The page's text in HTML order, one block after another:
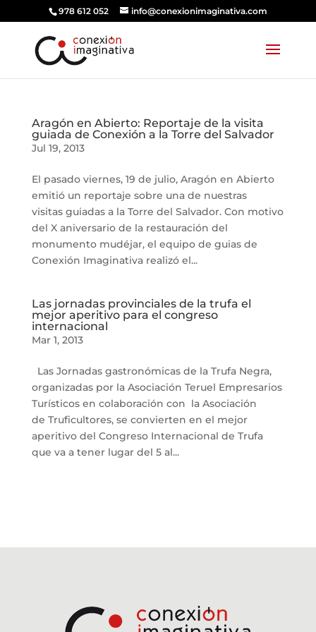
978 612 052 info@conexionimaginativa.com
Aragón en Abierto: Reportaje de la visita
guiada de Conexión a la Torre del Salvador
Jul 19, 2013
El pasado viernes, 19 de julio, Aragón en Abierto
emitió un reportaje sobre una de nuestras
visitas guiadas a la Torre del Salvador. Con motivo
del X aniversario de la restauración del
monumento mudéjar, el equipo de guias de
Conexión Imaginativa realizó el...
Las jornadas provinciales de la trufa el
mejor aperitivo para el congreso
internacional
Mar 1, 2013
Las Jornadas gastronómicas de la Trufa Negra,
organizadas por la Asociación Teruel Empresarios
Turísticos en colaboración con la Asociación
de Truficultores, se convierten en el mejor
aperitivo del Congreso Internacional de Trufa
que va a tener lugar del 5 al...